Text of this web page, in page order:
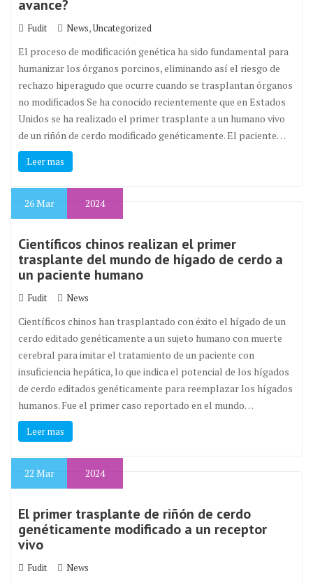
avance?
Fudit News,Uncategorized
El proceso de modificación genética ha sido fundamental para
humanizar los órganos porcinos, eliminando así el riesgo de
rechazo hiperagudo que ocurre cuando se trasplantan órganos
no modificados Se ha conocido recientemente que en Estados
Unidos se ha realizado el primer trasplante a un humano vivo
de un riñón de cerdo modificado genéticamente. El paciente…
Leer mas
26Mar 2024
Científicos chinos realizan el primer
trasplante del mundo de hígado de cerdo a
un paciente humano
Fudit News
Científicos chinos han trasplantado con éxito el hígado de un
cerdo editado genéticamente a un sujeto humano con muerte
cerebral para imitar el tratamiento de un paciente con
insuficiencia hepática, lo que indica el potencial de los hígados
de cerdo editados genéticamente para reemplazar los hígados
humanos. Fue el primer caso reportado en el mundo…
Leer mas
22 Mar 2024
El primer trasplante de riñón de cerdo
genéticamente modificado a un receptor
vivo
Fudit News